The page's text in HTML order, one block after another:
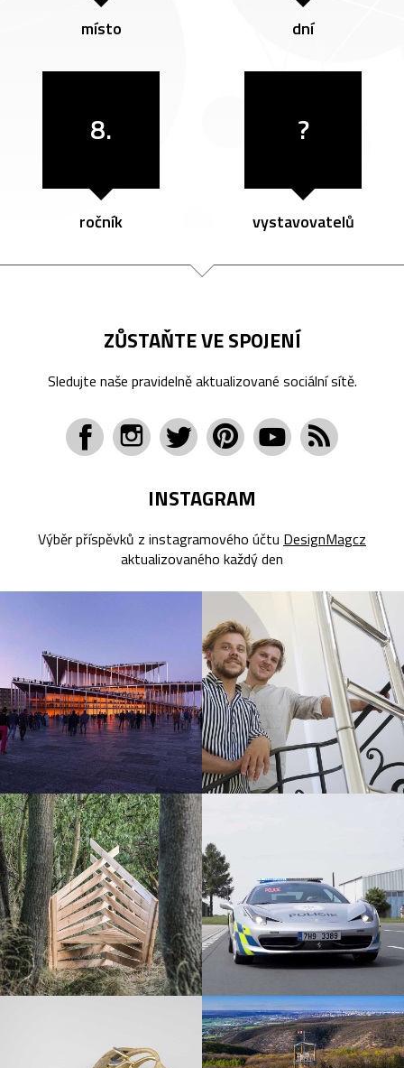
místo dní
8.
ročník
?
vystavovatelů
ZŮSTAŇTE VE SPOJENÍ
Sledujte naše pravidelně aktualizované sociální sítě.
INSTAGRAM
Výběr příspěvků z instagramového účtu DesignMagcz
aktualizovaného každý den